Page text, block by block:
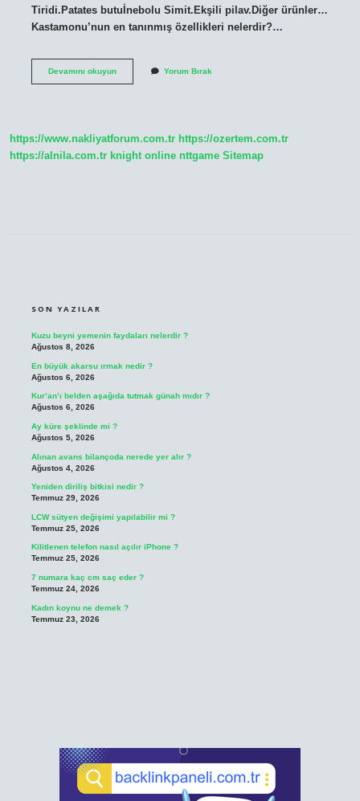
Tiridi.Patates butuİnebolu Simit.Ekşili pilav.Diğer ürünler…
Kastamonu’nun en tanınmış özellikleri nelerdir?…
Devamını okuyunKastamonu Yorum Bırak
https://www.nakliyatforum.com.tr https://ozertem.com.tr
https://alnila.com.tr knight online nttgame Sitemap
SON YAZILAR
Kuzu beyni yemenin faydaları nelerdir ?
Ağustos 8, 2026
En büyük akarsu ırmak nedir ?
Ağustos 6, 2026
Kur’an’ı belden aşağıda tutmak günah mıdır ?
Ağustos 6, 2026
Ay küre şeklinde mi ?
Ağustos 5, 2026
Alınan avans bilançoda nerede yer alır ?
Ağustos 4, 2026
Yeniden diriliş bitkisi nedir ?
Temmuz 29, 2026
LCW sütyen değişimi yapılabilir mi ?
Temmuz 25, 2026
Kilitlenen telefon nasıl açılır iPhone ?
Temmuz 25, 2026
7 numara kaç cm saç eder ?
Temmuz 24, 2026
Kadın koynu ne demek ?
Temmuz 23, 2026